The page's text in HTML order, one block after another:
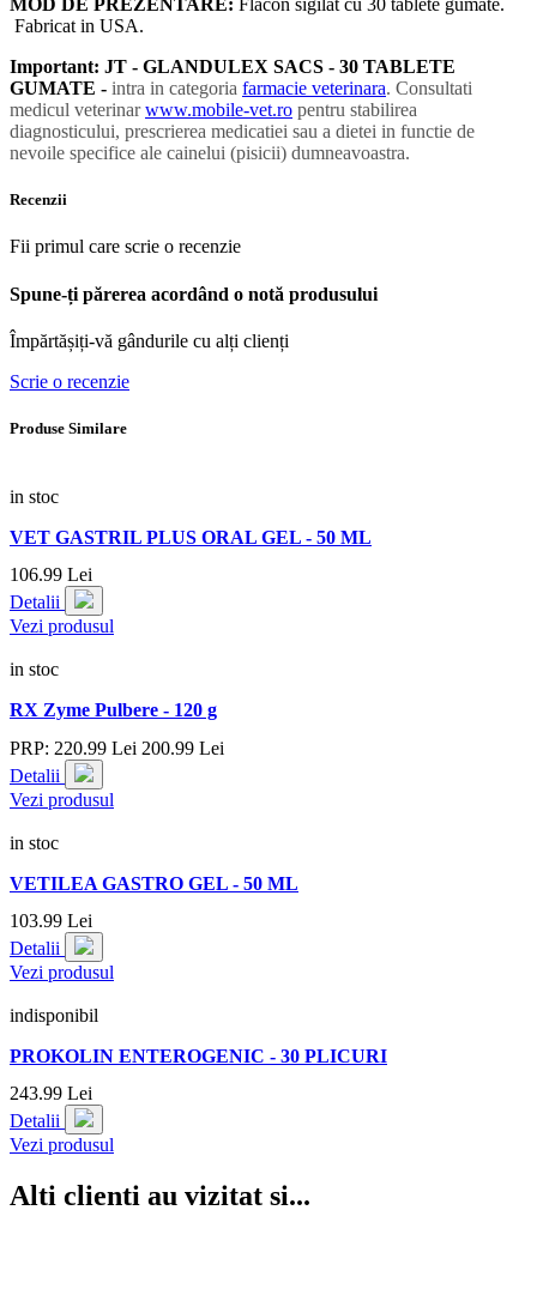
MOD DE PREZENTARE: Flacon sigilat cu 30 tablete gumate.
Fabricat in USA.
Important: JT - GLANDULEX SACS - 30 TABLETE
GUMATE - intra in categoria farmacie veterinara. Consultati
medicul veterinarwww.mobile-vet.ro pentru stabilirea
diagnosticului, prescrierea medicatiei sau a dietei in functie de
nevoile specifice ale cainelui (pisicii) dumneavoastra.
Recenzii
Fii primul care scrie o recenzie
Spune-ți părerea acordând o notă produsului
Împărtășiți-vă gândurile cu alți clienți
Scrie o recenzie
Produse Similare
in stoc
VET GASTRIL PLUS ORAL GEL - 50 ML
106.99 Lei
Detalii
Vezi produsul
in stoc
RX Zyme Pulbere - 120 g
PRP: 220.99 Lei 200.99 Lei
Detalii
Vezi produsul
in stoc
VETILEA GASTRO GEL - 50 ML
103.99 Lei
Detalii
Vezi produsul
indisponibil
PROKOLIN ENTEROGENIC - 30 PLICURI
243.99 Lei
Detalii
Vezi produsul
Alti clienti au vizitat si...